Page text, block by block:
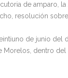
de amparo,
resolución
de junio del
Morelos, dentro del